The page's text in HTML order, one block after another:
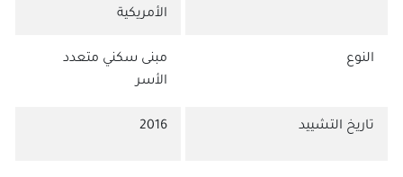
الأمريكية
النوع
مبنى سكني متعدد
الأسر
تاريخ التشييد 2016